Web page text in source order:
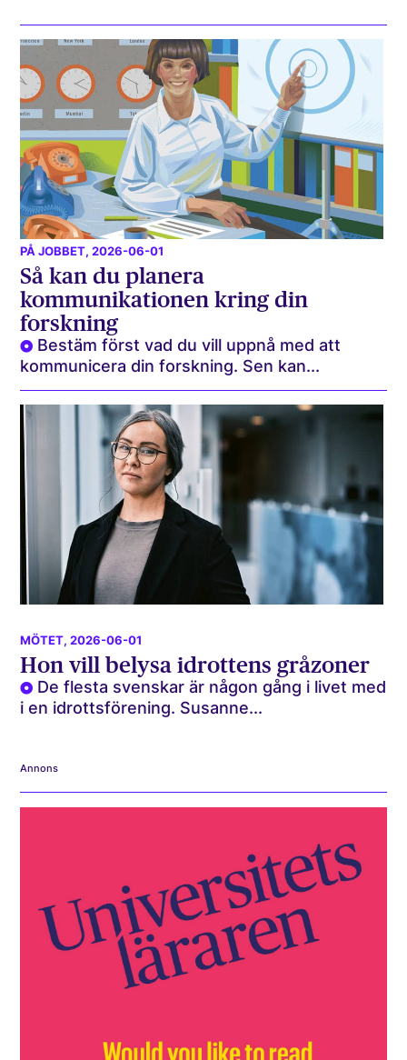
PÅ JOBBET, 2026-06-01
Så kan du planera
kommunikationen kring din
forskning
Bestäm först vad du vill uppnå med att
kommunicera din forskning. Sen kan...
MÖTET, 2026-06-01
Hon vill belysa idrottens gråzoner
De flesta svenskar är någon gång i livet med
i en idrottsförening. Susanne...
Annons